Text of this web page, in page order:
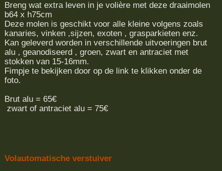
Breng wat extra leven in je volière met deze draaimolen
b64 x h75cm
Deze molen is geschikt voor alle kleine volgens zoals
kanaries, vinken ,sijzen, exoten , grasparkieten enz.
Kan geleverd worden in verschillende uitvoeringen brut
alu , geanodiseerd , groen, zwart en antraciet met
stokken van 15-16mm.
Fimpje te bekijken door op de link te klikken onder de
foto.
Brut alu = 65€
zwart of antraciet alu = 75€
Volautomatische verstuiver